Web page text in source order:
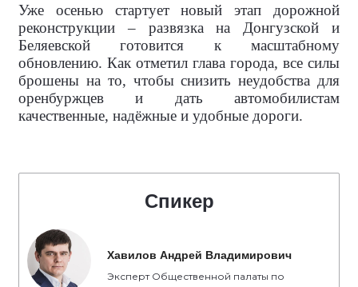
Уже осенью стартует новый этап дорожной
реконструкции – развязка на Донгузской и
Беляевской готовится к масштабному
обновлению. Как отметил глава города, все силы
брошены на то, чтобы снизить неудобства для
оренбуржцев и дать автомобилистам
качественные, надёжные и удобные дороги.
Спикер
Хавилов Андрей Владимирович
Эксперт Общественной палаты по